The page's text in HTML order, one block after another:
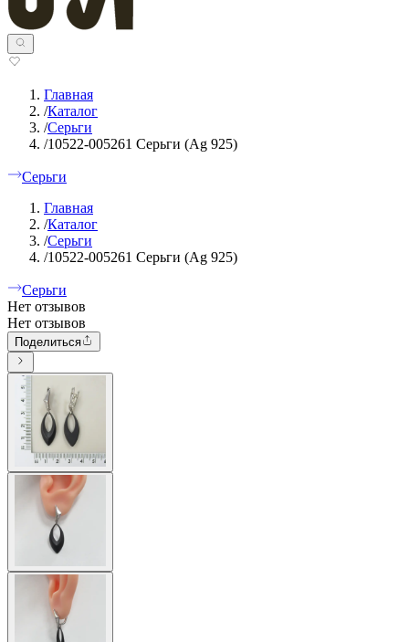
Главная
/Каталог
/Серьги
/10522-005261 Серьги (Ag 925)
Серьги
Главная
/Каталог
/Серьги
/10522-005261 Серьги (Ag 925)
Серьги
Нет отзывов
Нет отзывов
Поделиться